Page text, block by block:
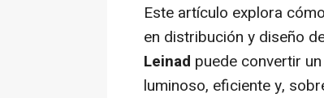
Este artículo explora
en distribución y diseño
Leinad puede convertir
luminoso, eficiente y,